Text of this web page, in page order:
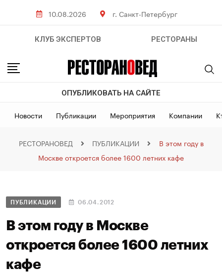
10.08.2026 г. Санкт-Петербург
КЛУБ ЭКСПЕРТОВ РЕСТОРАНЫ
ОПУБЛИКОВАТЬ НА САЙТЕ
Новости Публикации Мероприятия Компании
РЕСТОРАНОВЕД ПУБЛИКАЦИИ
В этом году в
Москве откроется более 1600 летних кафе
ПУБЛИКАЦИИ 06.04.2012
В этом году в Москве
откроется более 1600 летних
кафе